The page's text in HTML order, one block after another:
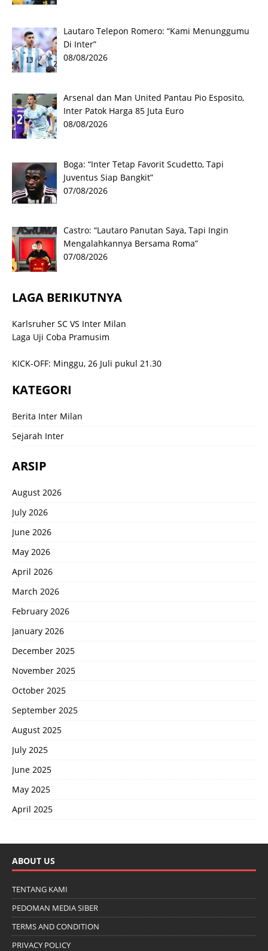
Lautaro Telepon Romero: “Kami Menunggumu
Di Inter”
08/08/2026
Arsenal dan Man United Pantau Pio Esposito,
Inter Patok Harga 85 Juta Euro
08/08/2026
Boga: “Inter Tetap Favorit Scudetto, Tapi
Juventus Siap Bangkit”
07/08/2026
Castro: “Lautaro Panutan Saya, Tapi Ingin
Mengalahkannya Bersama Roma”
07/08/2026
LAGA BERIKUTNYA
Karlsruher SC VS Inter Milan
Laga Uji Coba Pramusim
KICK-OFF: Minggu, 26 Juli pukul 21.30
KATEGORI
Berita Inter Milan
Sejarah Inter
ARSIP
August 2026
July 2026
June 2026
May 2026
April 2026
March 2026
February 2026
January 2026
December 2025
November 2025
October 2025
September 2025
August 2025
July 2025
June 2025
May 2025
April 2025
ABOUT US
TENTANG KAMI
PEDOMAN MEDIA SIBER
TERMS AND CONDITION
PRIVACY POLICY